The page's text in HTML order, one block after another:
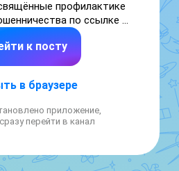
профилактике
d/bSU8W8iIo6Vxmg
к посту
в браузере
приложение,
перейти в канал